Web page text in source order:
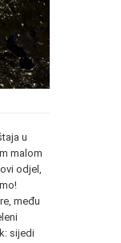
u
malom
odjel,
među
sijedi